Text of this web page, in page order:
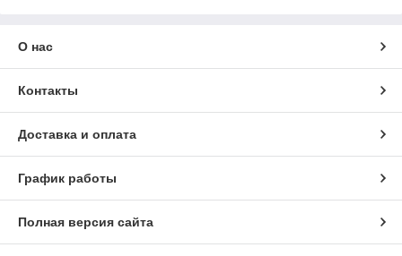
О нас
Контакты
Доставка и оплата
График работы
Полная версия сайта